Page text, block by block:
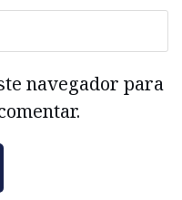
navegador para